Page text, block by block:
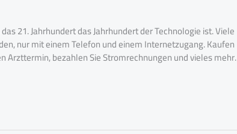
21. Jahrhundert das Jahrhundert der Technologie ist. Viele
nur mit einem Telefon und einem Internetzugang. Kaufen
Arzttermin, bezahlen Sie Stromrechnungen und vieles mehr.